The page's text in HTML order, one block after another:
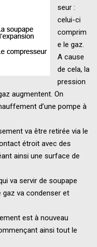
seur :
celui-ci
comprim
e le gaz.
A cause
de cela, la
pression
augmentent. On
d’une pompe à
va être retirée via le
étroit avec des
ainsi une surface de
va servir de soupape
gaz va condenser et
est à nouveau
ainsi tout le